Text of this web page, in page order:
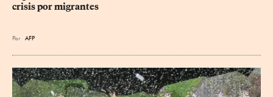
crisis por migrantes
Por AFP